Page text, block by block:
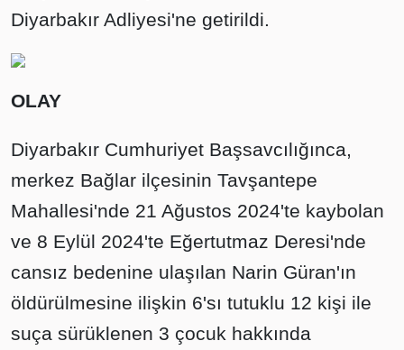
Diyarbakır Adliyesi'ne getirildi.
OLAY
Diyarbakır Cumhuriyet Başsavcılığınca,
merkez Bağlar ilçesinin Tavşantepe
Mahallesi'nde 21 Ağustos 2024'te kaybolan
ve 8 Eylül 2024'te Eğertutmaz Deresi'nde
cansız bedenine ulaşılan Narin Güran'ın
öldürülmesine ilişkin 6'sı tutuklu 12 kişi ile
suça sürüklenen 3 çocuk hakkında